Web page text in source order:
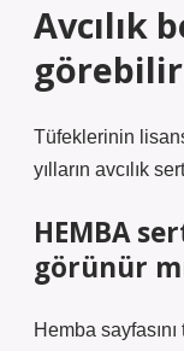
Avcılık
Tüfeklerinin
yılların avcılık
HEMBA
görünür
Hemba